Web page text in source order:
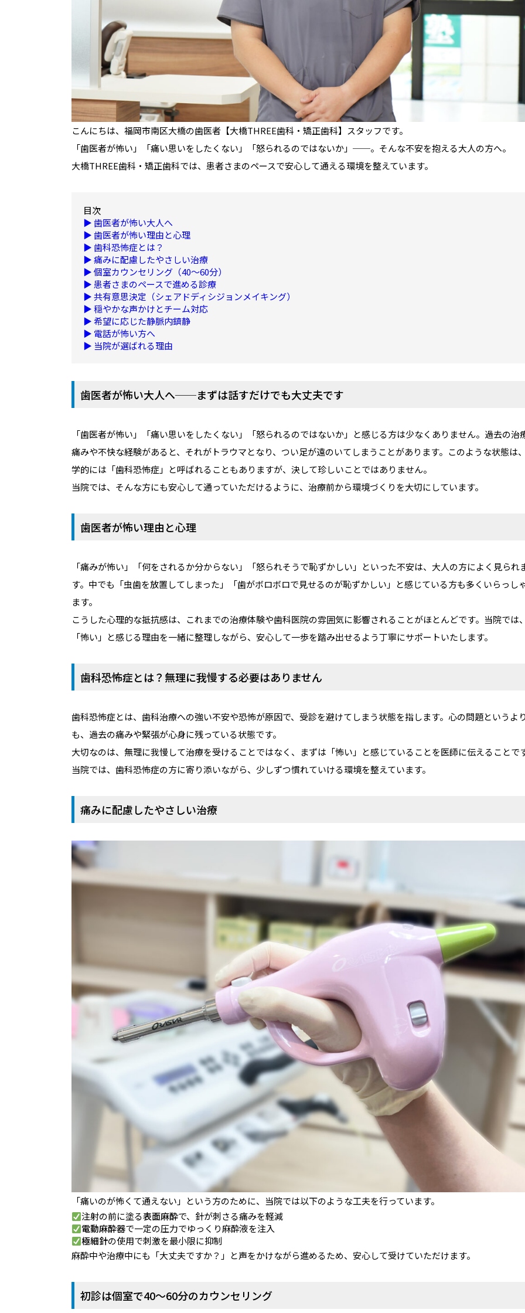
こんにちは、福岡市南区大橋の歯医者【大橋THREE歯科・矯正歯科】スタッフです。
「歯医者が怖い」「痛い思いをしたくない」「怒られるのではないか」──。そんな不安を抱える大人の方へ。
大橋THREE歯科・矯正歯科では、患者さまのペースで安心して通える環境を整えています。
目次
▶ 歯医者が怖い大人へ
▶ 歯医者が怖い理由と心理
▶ 歯科恐怖症とは？
▶ 痛みに配慮したやさしい治療
▶ 個室カウンセリング（40〜60分）
▶ 患者さまのペースで進める診療
▶ 共有意思決定（シェアドディシジョンメイキング）
▶ 穏やかな声かけとチーム対応
▶ 希望に応じた静脈内鎮静
▶ 電話が怖い方へ
▶ 当院が選ばれる理由
歯医者が怖い大人へ──まずは話すだけでも大丈夫です
「歯医者が怖い」「痛い思いをしたくない」「怒られるのではないか」と感じる方は少なくありません。過去の治
痛みや不快な経験があると、それがトラウマとなり、つい足が遠のいてしまうことがあります。このような状態は
学的には「歯科恐怖症」と呼ばれることもありますが、決して珍しいことではありません。
当院では、そんな方にも安心して通っていただけるように、治療前から環境づくりを大切にしています。
歯医者が怖い理由と心理
「痛みが怖い」「何をされるか分からない」「怒られそうで恥ずかしい」といった不安は、大人の方によく見られ
す。中でも「虫歯を放置してしまった」「歯がボロボロで見せるのが恥ずかしい」と感じている方も多くいらっし
ます。
こうした心理的な抵抗感は、これまでの治療体験や歯科医院の雰囲気に影響されることがほとんどです。当院では、
「怖い」と感じる理由を一緒に整理しながら、安心して一歩を踏み出せるよう丁寧にサポートいたします。
歯科恐怖症とは？無理に我慢する必要はありません
歯科恐怖症とは、歯科治療への強い不安や恐怖が原因で、受診を避けてしまう状態を指します。心の問題というより
も、過去の痛みや緊張が心身に残っている状態です。
大切なのは、無理に我慢して治療を受けることではなく、まずは「怖い」と感じていることを医師に伝えることです
当院では、歯科恐怖症の方に寄り添いながら、少しずつ慣れていける環境を整えています。
痛みに配慮したやさしい治療
「痛いのが怖くて通えない」という方のために、当院では以下のような工夫を行っています。
注射の前に塗る表面麻酔で、針が刺さる痛みを軽減
電動麻酔器で一定の圧力でゆっくり麻酔液を注入
極細針の使用で刺激を最小限に抑制
麻酔中や治療中にも「大丈夫ですか？」と声をかけながら進めるため、安心して受けていただけます。
初診は個室で40〜60分のカウンセリング